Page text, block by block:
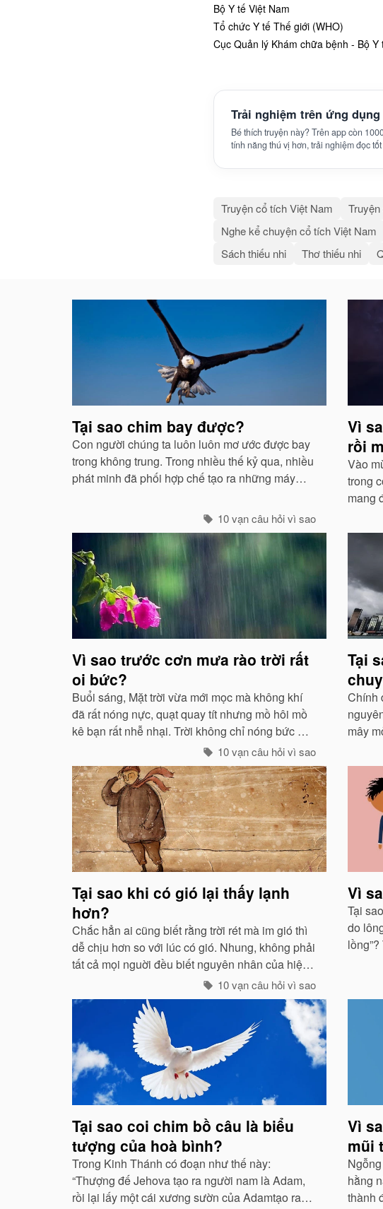
Bộ Y tế Việt Nam
Tổ chức Y tế Thế giới (WHO)
Cục Quản lý Khám chữa bệnh - Bộ Y
Trải nghiệm trên ứng dụng
Bé thích truyện này? Trên app còn
tính năng thú vị hơn, trải nghiệm đọc
Truyện cổ tích Việt Nam
Nghe kể chuyện cổ tích Việt Nam
Sách thiếu nhi
Thơ thiếu nhi
Bài
liên
quan
Tại sao chim bay được?
Con người chúng ta luôn luôn mơ ước được bay
trong không trung. Trong nhiều thế kỷ qua, nhiều
phát minh đã phối hợp chế tạo ra những máy
10 vạn câu hỏi vì sao
Vì
rồi
Vào
trong
mang
hai
phát
Vì sao trước cơn mưa rào trời rất
oi bức?
Buổi sáng, Mặt trời vừa mới mọc mà không khí
đã rất nóng nực, quạt quay tít nhưng mồ hôi mồ
kê bạn rất nhễ nhại. Trời không chỉ nóng bức mà
còn ngột ngạt nữa: Đó chính là dấu hiệu bắt đẩu
của một cơn mưa rào...
10 vạn câu hỏi vì sao
Tại
Chính
mây
Tại sao khi có gió lại thấy lạnh
hơn?
Chắc hẳn ai cũng biết rằng trời rét mà im gió thì
dễ chịu hơn so với lúc có gió. Nhung, không phải
tất cả mọi nguời đều biết nguyên nhân của hiện
tuợng ấy. “Chỉ các sinh vật mới cảm thấy giá buốt
khi có gió”, còn các vật vô sinh thì không.
10 vạn câu hỏi vì sao
Vì
Tại
do
Tại sao coi chim bồ câu là biểu
tượng của hoà bình?
Trong Kinh Thánh có đoạn như thế này:
“Thượng đế Jehova tạo ra người nam là Adam,
rồi lại lấy một cái xương sườn của Adamtạo ra
Vì
mũi
hằng
thành